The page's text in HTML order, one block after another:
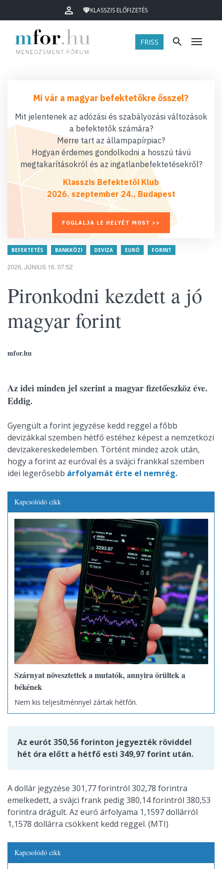
KLASSZIS ELŐFIZETÉS
FRISS Menü
Mi vár a magyar befektetőkre ősszel?
Mit jelentenek az adózási és szabályozási változások
a befektetők számára?
Merre tart az állampapírpiac?
Hogyan érdemes gondolkodni a hosszú távú
megtakarításokról és az ingatlanbefektetésekről?
Klasszis Befektetői Klub
2026. szeptember 24., Budapest
FOGLALJA LE HELYÉT MOST >>
BEFEKTETÉS BANKKÖZI DEVIZA EURÓ FORINT
2026. JÚNIUS 16. 07:52
Pironkodni kezdett a jó
magyar forint
mfor.hu
Az idei minden jel szerint a magyar fizetőeszköz éve.
Eddig.
Gyengült a forint jegyzése kedd reggel a főbb
devizákkal szemben hétfő estéhez képest a nemzetközi
devizakereskedelemben. Történt mindez azok után,
hogy a forint az euróval és a svájci frankkal szemben
idei legerősebb árfolyamát érte el nemrég.
Kapcsolódó cikk
Szárnyat növesztettek a mutatók, annyira örültek a
békének
Nem kis teljesítménnyel zártak hétfőn.
Az eurót 350,56 forinton jegyezték röviddel
hét óra előtt a hétfő esti 349,97 forint után.
A dollár jegyzése 301,77 forintról 302,78 forintra
emelkedett, a svájci frank pedig 380,14 forintról 380,53
forintra drágult. Az euró árfolyama 1,1597 dollárról
1,1578 dollárra csökkent kedd reggel. (MTI)
Kapcsolódó cikk